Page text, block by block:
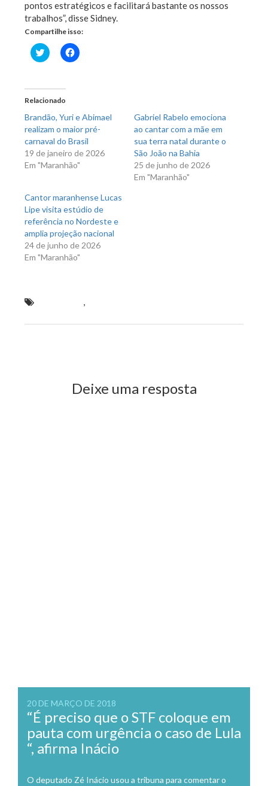
pontos estratégicos e facilitará bastante os nossos
trabalhos”, disse Sidney.
Compartilhe isso:
Clique
para
em
nova
janela)
Clique
para
Relacionado
Brandão, Yuri e Abimael
realizam o maior pré-
carnaval do Brasil
19 de janeiro de 2026
Em "Maranhão"
Gabriel Rabelo emociona
ao cantar com a mãe em
sua terra natal durante o
São João na Bahia
25 de junho de 2026
Em "Maranhão"
Cantor maranhense Lucas
Lipe visita estúdio de
referência no Nordeste e
amplia projeção nacional
24 de junho de 2026
Em "Maranhão"
,
Deixe uma resposta
20 DE MARÇO DE 2018
“É preciso que o STF coloque em
pauta com urgência o caso de Lula
“, afirma Inácio
O deputado Zé Inácio usou a tribuna para comentar o